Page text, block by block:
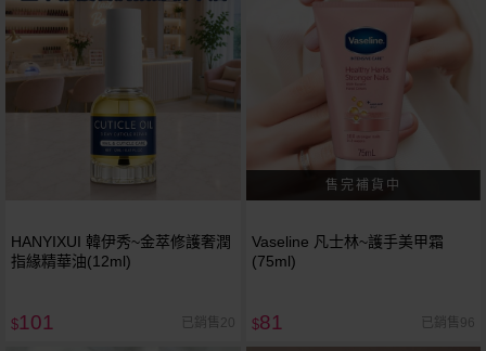
HANYIXUI 韓伊秀~金萃修護奢潤
指緣精華油(12ml)
$101 已銷售20
Vaseline 凡士林~護手美甲霜
(75ml)
$81 已銷售96